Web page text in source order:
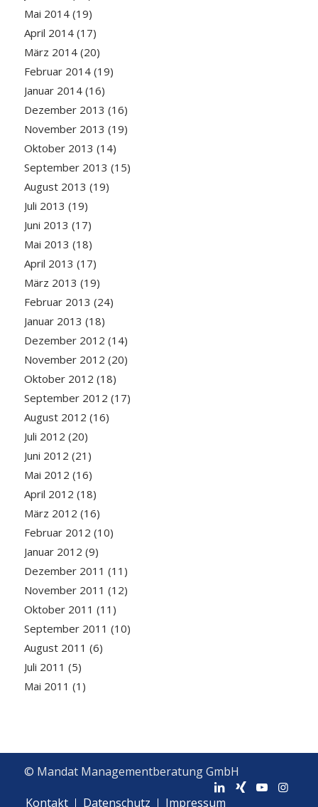
Mai 2014(19)
April 2014(17)
März 2014(20)
Februar 2014(19)
Januar 2014(16)
Dezember 2013 (16)
November 2013 (19)
Oktober 2013 (14)
September 2013 (15)
August 2013 (19)
Juli 2013 (19)
Juni 2013 (17)
Mai 2013 (18)
April 2013 (17)
März 2013 (19)
Februar 2013 (24)
Januar 2013 (18)
Dezember 2012 (14)
November 2012 (20)
Oktober 2012 (18)
September 2012 (17)
August 2012 (16)
Juli 2012 (20)
Juni 2012 (21)
Mai 2012 (16)
April 2012 (18)
März 2012 (16)
Februar 2012 (10)
Januar 2012 (9)
Dezember 2011 (11)
November 2011 (12)
Oktober 2011 (11)
September 2011 (10)
August 2011 (6)
Juli 2011 (5)
Mai 2011 (1)
© Mandat Managementberatung GmbH
Kontakt
Datenschutz Impressum